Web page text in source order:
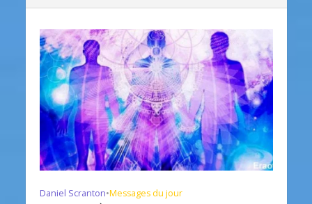
Daniel Scranton•Messages du jour